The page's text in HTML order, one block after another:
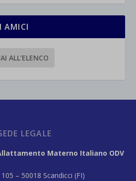
AMICI
ALL’ELENCO
LEGALE
Materno Italiano ODV
– 50018 Scandicci (FI)